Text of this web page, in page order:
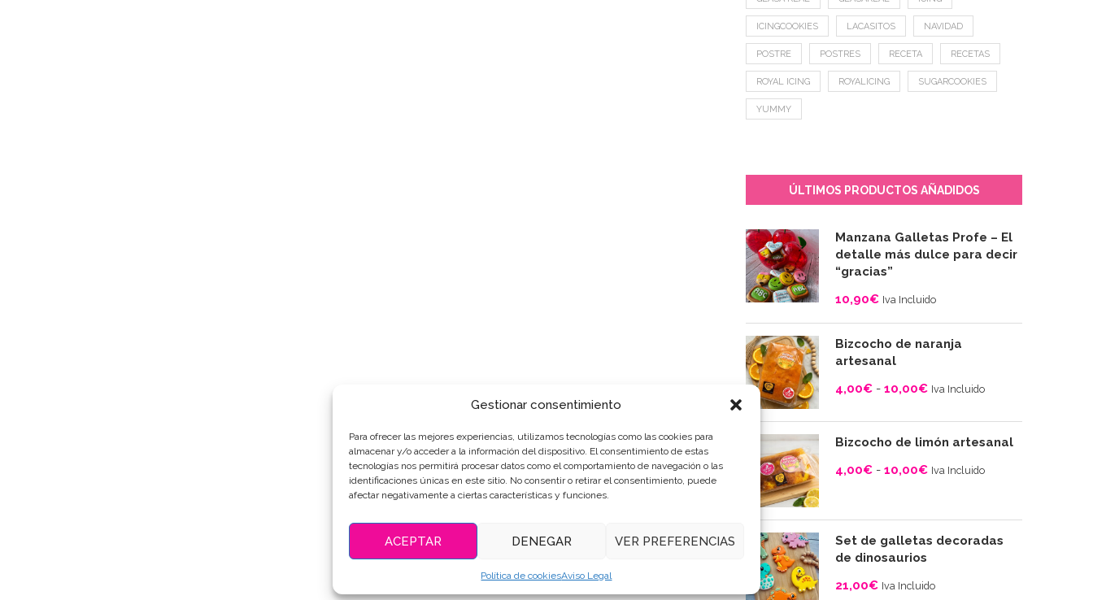
Gestionar consentimiento
Para ofrecer las mejores experiencias, utilizamos tecnologías como las cookies para
almacenar y/o acceder a la información del dispositivo. El consentimiento de estas
tecnologías nos permitirá procesar datos como el comportamiento de navegación o las
identificaciones únicas en este sitio. No consentir o retirar el consentimiento, puede
afectar negativamente a ciertas características y funciones.
ACEPTAR DENEGAR VER PREFERENCIAS
Política de cookiesAviso Legal
ICINGCOOKIES LACASITOS NAVIDAD
POSTRE POSTRES RECETA RECETAS
ROYAL ICING ROYALICING SUGARCOOKIES
YUMMY
ÚLTIMOS PRODUCTOS AÑADIDOS
Manzana Galletas Profe – El
detalle más dulce para decir
“gracias”
10,90€ Iva Incluido
Bizcocho de naranja
artesanal
4,00€ - 10,00€
Rango
precios:
desde
4,00€
hasta
10,00€
Iva Incluido
Bizcocho de limón artesanal
4,00€ - 10,00€
Rango
precios:
desde
4,00€
hasta
Iva Incluido
Set de galletas decoradas
de dinosaurios
21,00€ Iva Incluido